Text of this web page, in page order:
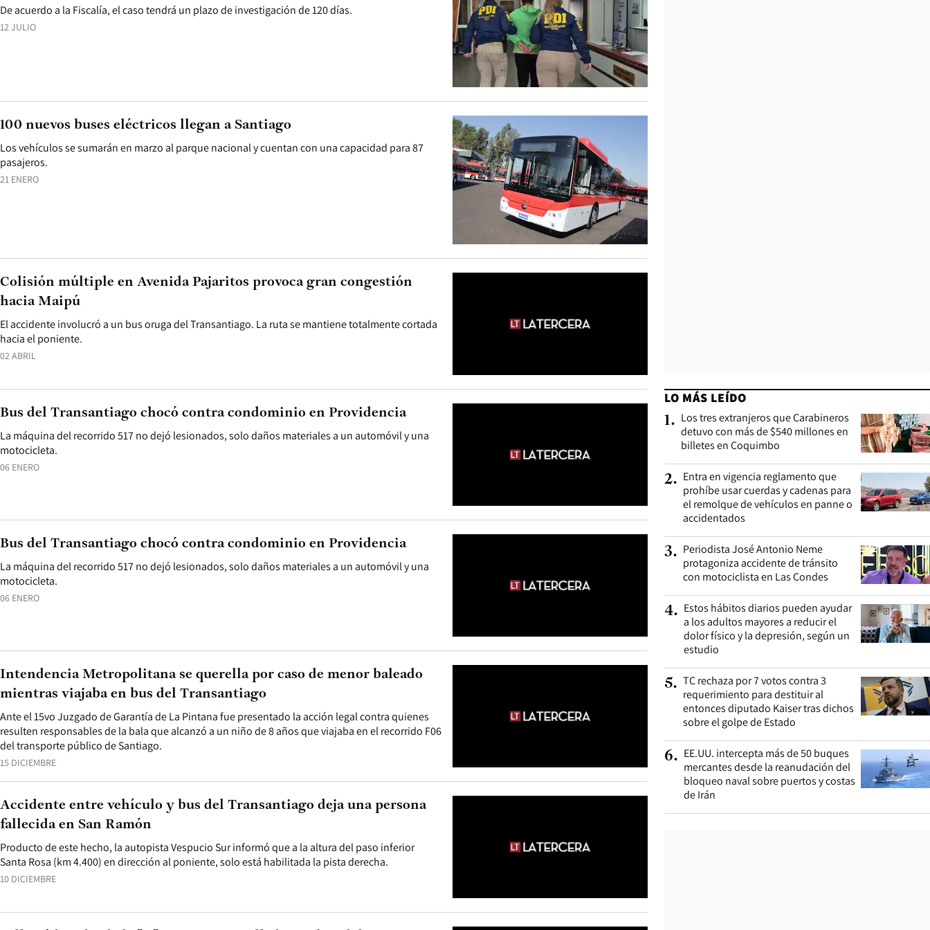
12 JULIO
De acuerdo a la Fiscalía, el caso tendrá un plazo de investigación de 120 días.
21 ENERO
Los vehículos se sumarán en marzo al parque nacional y cuentan con una capacidad para 87
pasajeros.
100 nuevos buses eléctricos llegan a Santiago
02 ABRIL
El accidente involucró a un bus oruga del Transantiago. La ruta se mantiene totalmente cortada
hacia el poniente.
Colisión múltiple en Avenida Pajaritos provoca gran congestión
hacia Maipú
06 ENERO
La máquina del recorrido 517 no dejó lesionados, solo daños materiales a un automóvil y una
motocicleta.
Bus del Transantiago chocó contra condominio en Providencia
06 ENERO
La máquina del recorrido 517 no dejó lesionados, solo daños materiales a un automóvil y una
motocicleta.
Bus del Transantiago chocó contra condominio en Providencia
15 DICIEMBRE
Ante el 15vo Juzgado de Garantía de La Pintana fue presentado la acción legal contra quienes
resulten responsables de la bala que alcanzó a un niño de 8 años que viajaba en el recorrido F06
del transporte público de Santiago.
Intendencia Metropolitana se querella por caso de menor baleado
mientras viajaba en bus del Transantiago
10 DICIEMBRE
Producto de este hecho, la autopista Vespucio Sur informó que a la altura del paso inferior
Santa Rosa (km 4.400) en dirección al poniente, solo está habilitada la pista derecha.
Accidente entre vehículo y bus del Transantiago deja una persona
fallecida en San Ramón
LO MÁS LEÍDO
1. Los tres extranjeros que Carabineros
detuvo con más de $540 millones en
billetes en Coquimbo
2. Entra en vigencia reglamento que
prohíbe usar cuerdas y cadenas para
el remolque de vehículos en panne o
accidentados
3. Periodista José Antonio Neme
protagoniza accidente de tránsito
con motociclista en Las Condes
4. Estos hábitos diarios pueden ayudar
a los adultos mayores a reducir el
dolor físico y la depresión, según un
estudio
5. TC rechaza por 7 votos contra 3
requerimiento para destituir al
entonces diputado Kaiser tras dichos
sobre el golpe de Estado
6. EE.UU. intercepta más de 50 buques
mercantes desde la reanudación del
bloqueo naval sobre puertos y costas
de Irán